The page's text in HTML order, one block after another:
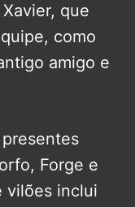
que
como
amigo e
Forge e
vilões inclui